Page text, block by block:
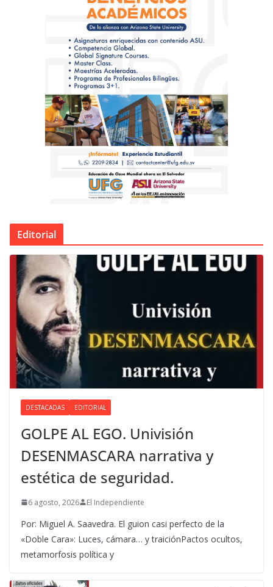
Editorial
DESTACADAS EDITORIAL
GOLPE AL EGO. Univisión
DESENMASCARA narrativa y
estética de seguridad.
6 agosto, 2026 El Independiente
Por: Miguel A. Saavedra. El guion casi perfecto de la
«Doble Cara»: Luces, cámara… y traiciónPactos ocultos,
metamorfosis política y